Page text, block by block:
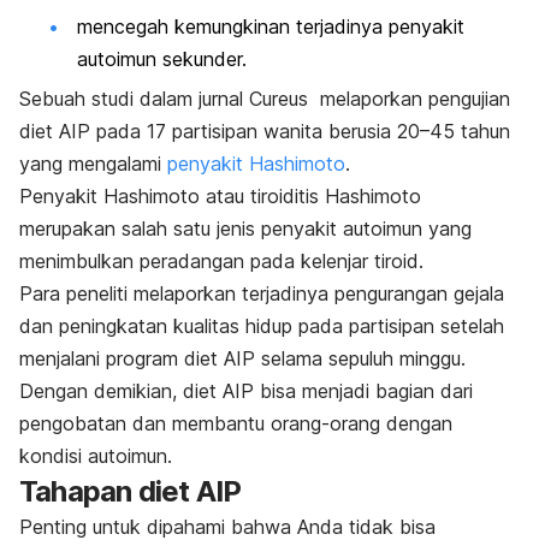
mencegah kemungkinan terjadinya penyakit
autoimun sekunder.
Sebuah studi dalam jurnal Cureus melaporkan pengujian
diet AIP pada 17 partisipan wanita berusia 20–45 tahun
yang mengalami penyakit Hashimoto.
Penyakit Hashimoto atau tiroiditis Hashimoto
merupakan salah satu jenis penyakit autoimun yang
menimbulkan peradangan pada kelenjar tiroid.
Para peneliti melaporkan terjadinya pengurangan gejala
dan peningkatan kualitas hidup pada partisipan setelah
menjalani program diet AIP selama sepuluh minggu.
Dengan demikian, diet AIP bisa menjadi bagian dari
pengobatan dan membantu orang-orang dengan
kondisi autoimun.
Tahapan diet AIP
Penting untuk dipahami bahwa Anda tidak bisa